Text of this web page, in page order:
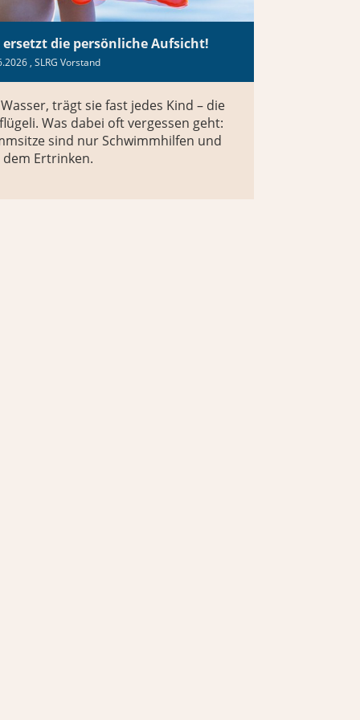
die persönliche Aufsicht!
, SLRG Vorstand
trägt sie fast jedes Kind – die
Was dabei oft vergessen geht:
sind nur Schwimmhilfen und
Ertrinken.